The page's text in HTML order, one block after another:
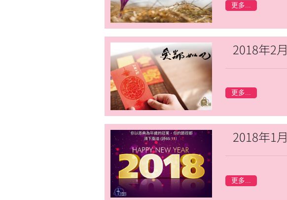
更多...
2018年2月
更多...
2018年1月
更多...